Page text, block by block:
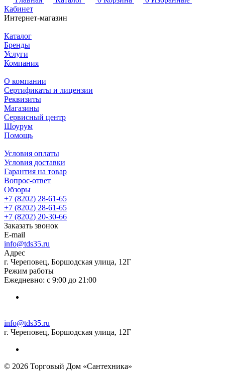
Кабинет
Интернет-магазин
Каталог
Бренды
Услуги
Компания
О компании
Сертификаты и лицензии
Реквизиты
Магазины
Сервисный центр
Шоурум
Помощь
Условия оплаты
Условия доставки
Гарантия на товар
Вопрос-ответ
Обзоры
+7 (8202) 28‑61-65
+7 (8202) 28‑61-65
+7 (8202) 20‑30-66
Заказать звонок
E-mail
info@tds35.ru
Адрес
г. Череповец, Боршодская улица, 12Г
Режим работы
Ежедневно: с 9:00 до 21:00
info@tds35.ru
г. Череповец, Боршодская улица, 12Г
© 2026 Торговый Дом «Сантехника»